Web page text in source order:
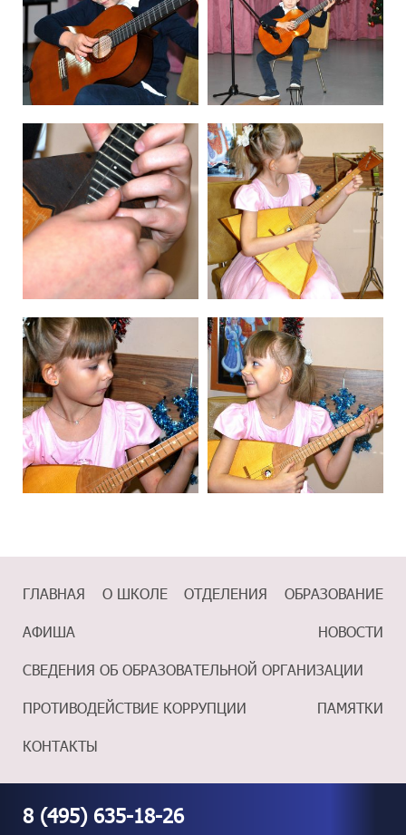
ГЛАВНАЯ О ШКОЛЕ ОТДЕЛЕНИЯ
ОБРАЗОВАНИЕ
АФИША
НОВОСТИ
СВЕДЕНИЯ ОБ ОБРАЗОВАТЕЛЬНОЙ ОРГАНИЗАЦИИ
ПРОТИВОДЕЙСТВИЕ КОРРУПЦИИ
ПАМЯТКИ
КОНТАКТЫ
8 (495) 635-18-26